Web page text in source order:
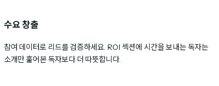
수요 창출
참여 데이터로 리드를 검증하세요. ROI 섹션에 시간을 보내는 독자는
소개만 훑어본 독자보다 더 따뜻합니다.